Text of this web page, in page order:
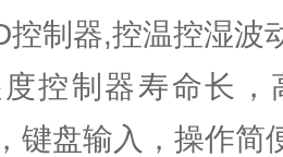
控制器,控温控湿波
控制器寿命长，
键盘输入，操作简